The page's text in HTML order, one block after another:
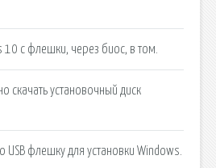
10 с флешки, через биос, в том.
скачать установочный диск
USB флешку для установки Windows.